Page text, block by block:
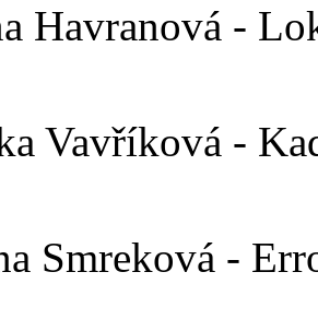
Havranová -
Vavříková -
Smreková -